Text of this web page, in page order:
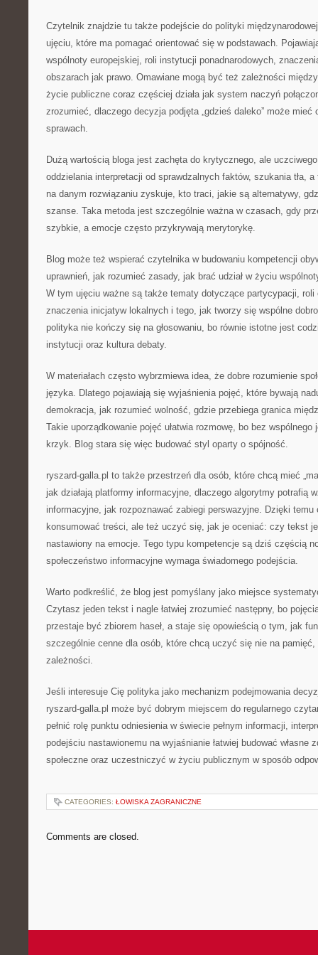
Czytelnik znajdzie tu także podejście do polityki
ujęciu, które ma pomagać orientować się w podstawach.
wspólnoty europejskiej, roli instytucji ponadnarodowych,
obszarach jak prawo. Omawiane mogą być też zależności
życie publiczne coraz częściej działa jak system naczyń
zrozumieć, dlaczego decyzja podjęta „gdzieś daleko” może mieć
sprawach.
Dużą wartością bloga jest zachęta do krytycznego, ale
oddzielania interpretacji od sprawdzalnych faktów, szukania tła,
na danym rozwiązaniu zyskuje, kto traci, jakie są alternatywy,
szanse. Taka metoda jest szczególnie ważna w czasach, gdy
szybkie, a emocje często przykrywają merytorykę.
Blog może też wspierać czytelnika w budowaniu kompetencji
uprawnień, jak rozumieć zasady, jak brać udział w życiu
W tym ujęciu ważne są także tematy dotyczące partycypacji, roli
znaczenia inicjatyw lokalnych i tego, jak tworzy się wspólne
polityka nie kończy się na głosowaniu, bo równie istotne jest
instytucji oraz kultura debaty.
W materiałach często wybrzmiewa idea, że dobre rozumienie
języka. Dlatego pojawiają się wyjaśnienia pojęć, które bywają
demokracja, jak rozumieć wolność, gdzie przebiega granica
Takie uporządkowanie pojęć ułatwia rozmowę, bo bez
krzyk. Blog stara się więc budować styl oparty o spójność.
ryszard-galla.pl to także przestrzeń dla osób, które chcą mieć
jak działają platformy informacyjne, dlaczego algorytmy potrafią
informacyjne, jak rozpoznawać zabiegi perswazyjne. Dzięki
konsumować treści, ale też uczyć się, jak je oceniać: czy tekst
nastawiony na emocje. Tego typu kompetencje są dziś częścią
społeczeństwo informacyjne wymaga świadomego podejścia.
Warto podkreślić, że blog jest pomyślany jako miejsce
Czytasz jeden tekst i nagle łatwiej zrozumieć następny, bo
przestaje być zbiorem haseł, a staje się opowieścią o tym, jak
szczególnie cenne dla osób, które chcą uczyć się nie na
zależności.
Jeśli interesuje Cię polityka jako mechanizm podejmowania
ryszard-galla.pl może być dobrym miejscem do regularnego
pełnić rolę punktu odniesienia w świecie pełnym informacji,
podejściu nastawionemu na wyjaśnianie łatwiej budować własne
społeczne oraz uczestniczyć w życiu publicznym w sposób
CATEGORIES: ŁOWISKA ZAGRANICZNE
Comments are closed.